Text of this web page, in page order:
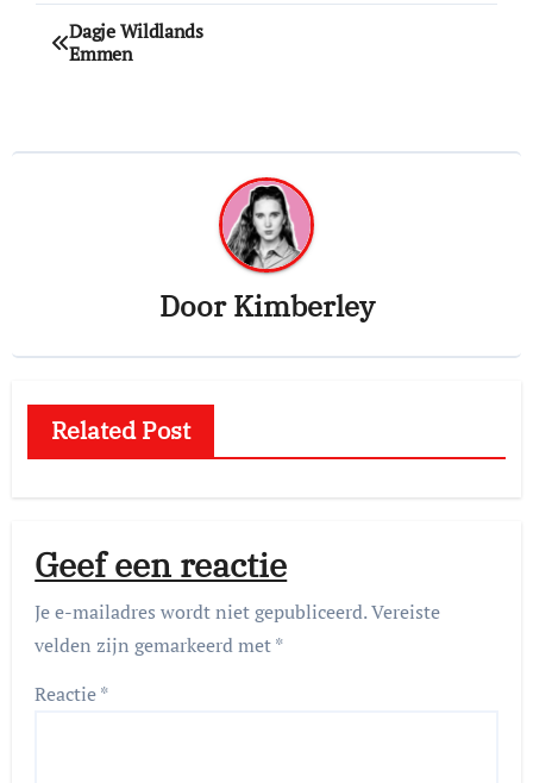
Bericht
navigatie
Dagje Wildlands
Emmen
DoorKimberley
Related Post
Geef een reactie
Je e-mailadres wordt niet gepubliceerd.Vereiste
velden zijn gemarkeerd met*
Reactie*